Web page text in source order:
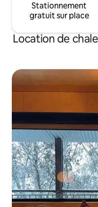
Stationnement
gratuit sur place
Location de